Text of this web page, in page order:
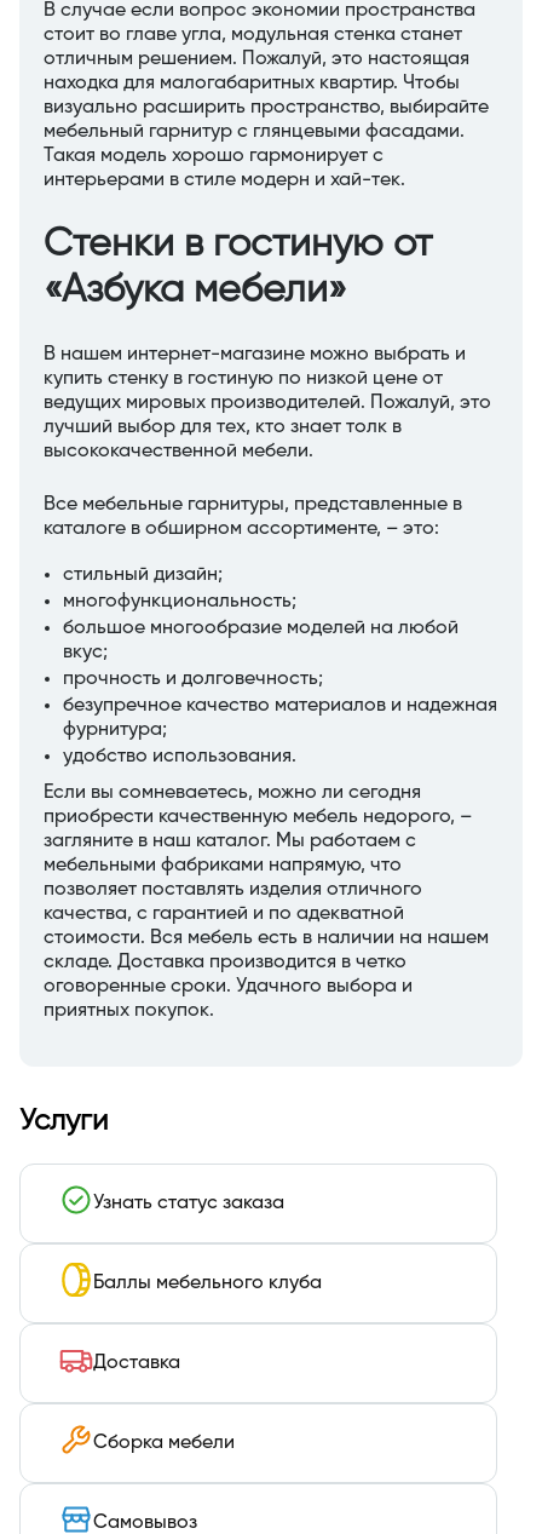
В случае если вопрос экономии пространства
стоит во главе угла, модульная стенка станет
отличным решением. Пожалуй, это настоящая
находка для малогабаритных квартир. Чтобы
визуально расширить пространство, выбирайте
мебельный гарнитур с глянцевыми фасадами.
Такая модель хорошо гармонирует с
интерьерами в стиле модерн и хай-тек.
Стенки в гостиную от
«Азбука мебели»
В нашем интернет-магазине можно выбрать и
купить стенку в гостиную по низкой цене от
ведущих мировых производителей. Пожалуй, это
лучший выбор для тех, кто знает толк в
высококачественной мебели.
Все мебельные гарнитуры, представленные в
каталоге в обширном ассортименте, – это:
стильный дизайн;
многофункциональность;
большое многообразие моделей на любой
вкус;
прочность и долговечность;
безупречное качество материалов и надежная
фурнитура;
удобство использования.
Если вы сомневаетесь, можно ли сегодня
приобрести качественную мебель недорого, –
загляните в наш каталог. Мы работаем с
мебельными фабриками напрямую, что
позволяет поставлять изделия отличного
качества, с гарантией и по адекватной
стоимости. Вся мебель есть в наличии на нашем
складе. Доставка производится в четко
оговоренные сроки. Удачного выбора и
приятных покупок.
Услуги
Узнать статус заказа
Баллы мебельного клуба
Доставка
Сборка мебели
Самовывоз